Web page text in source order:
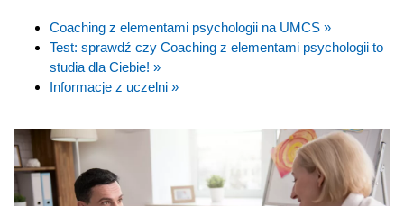
Coaching z elementami psychologii na UMCS »
Test: sprawdź czy Coaching z elementami psychologii to
studia dla Ciebie! »
Informacje z uczelni »